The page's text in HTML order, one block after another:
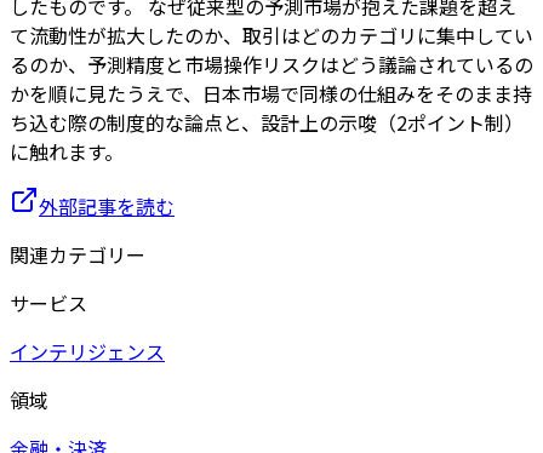
て流動性が拡大したのか、取引はどのカテゴリに集中してい
るのか、予測精度と市場操作リスクはどう議論されているの
かを順に見たうえで、日本市場で同様の仕組みをそのまま持
ち込む際の制度的な論点と、設計上の示唆（2ポイント制）
に触れます。
外部記事を読む
関連カテゴリー
サービス
インテリジェンス
領域